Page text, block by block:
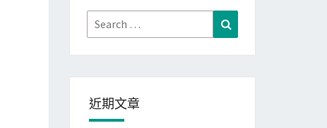
Search
for:
近期文章